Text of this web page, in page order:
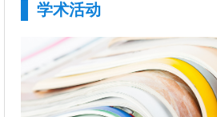
学术活动